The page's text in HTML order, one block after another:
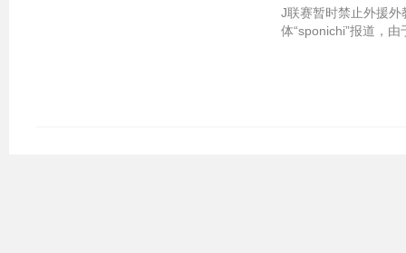
J联赛暂时禁止外援外教入境 多
体“sponichi”报道，